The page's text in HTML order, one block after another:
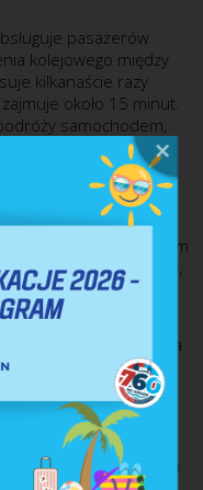
pasażerów
kolejowego między
kilkanaście razy
około 15 minut.
samochodem,
drogach
większy.
Miasto Koszalin,
rok rośnie. W ubiegłym
80 tysięcy pasażerów,
do 100 tysięcy.
że 12 czerwca
się do Marszałka
wnioskiem o
funkcjonowania
na cały rok.
Mielnie ma służyć
odwiedzającym